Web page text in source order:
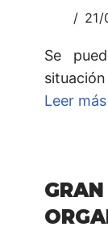
21/
Se
Leer